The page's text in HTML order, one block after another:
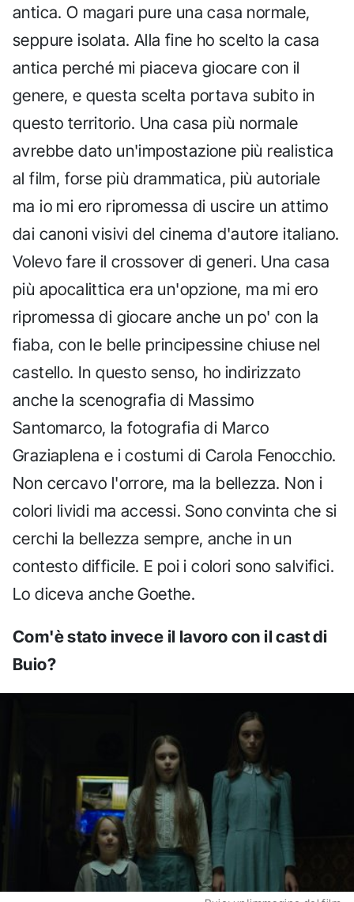
antica. O magari pure una casa normale,
seppure isolata. Alla fine ho scelto la casa
antica perché mi piaceva giocare con il
genere, e questa scelta portava subito in
questo territorio. Una casa più normale
avrebbe dato un'impostazione più realistica
al film, forse più drammatica, più autoriale
ma io mi ero ripromessa di uscire un attimo
dai canoni visivi del cinema d'autore italiano.
Volevo fare il crossover di generi. Una casa
più apocalittica era un'opzione, ma mi ero
ripromessa di giocare anche un po' con la
fiaba, con le belle principessine chiuse nel
castello. In questo senso, ho indirizzato
anche la scenografia di Massimo
Santomarco, la fotografia di Marco
Graziaplena e i costumi di Carola Fenocchio.
Non cercavo l'orrore, ma la bellezza. Non i
colori lividi ma accessi. Sono convinta che si
cerchi la bellezza sempre, anche in un
contesto difficile. E poi i colori sono salvifici.
Lo diceva anche Goethe.
Com'è stato invece il lavoro con il cast di
Buio?